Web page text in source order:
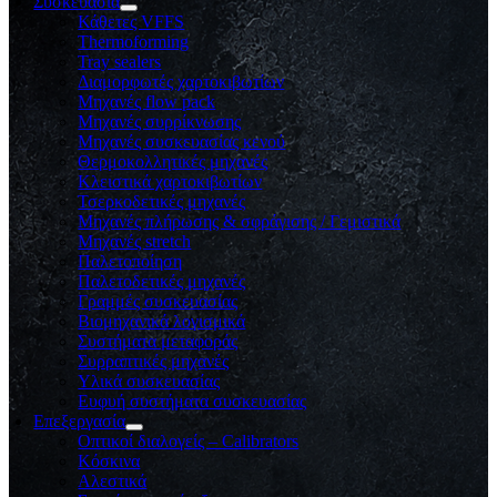
Κάθετες VFFS
Thermoforming
Tray sealers
Διαμορφωτές χαρτοκιβωτίων
Μηχανές flow pack
Μηχανές συρρίκνωσης
Μηχανές συσκευασίας κενού
Θερμοκολλητικές μηχανές
Κλειστικά χαρτοκιβωτίων
Τσερκοδετικές μηχανές
Μηχανές πλήρωσης & σφράγισης / Γεμιστικά
Μηχανές stretch
Παλετοποίηση
Παλετοδετικές μηχανές
Γραμμές συσκευασίας
Βιομηχανικά λογισμικά
Συστήματα μεταφοράς
Συρραπτικές μηχανές
Υλικά συσκευασίας
Ευφυή συστήματα συσκευασίας
Επεξεργασία
Οπτικοί διαλογείς – Calibrators
Κόσκινα
Αλεστικά